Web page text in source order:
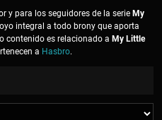
y para los seguidores de la serie My
integral a todo brony que aporta
contenido es relacionado a My Little
a Hasbro.